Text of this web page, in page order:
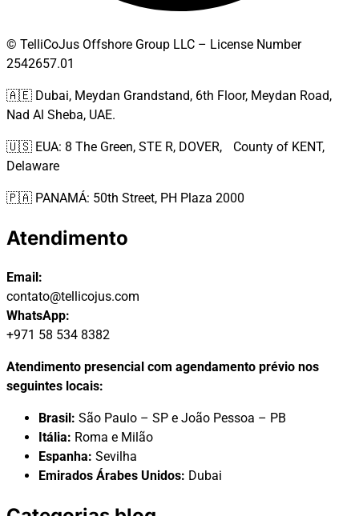
© TelliCoJus Offshore Group LLC – License Number
2542657.01
🇦🇪 Dubai, Meydan Grandstand, 6th Floor, Meydan Road,
Nad Al Sheba, UAE.
🇺🇸 EUA: 8 The Green, STE R, DOVER, County of KENT,
Delaware
🇵🇦 PANAMÁ: 50th Street, PH Plaza 2000
Atendimento
Email:
contato@tellicojus.com
WhatsApp:
+971 58 534 8382
Atendimento presencial com agendamento prévio nos
seguintes locais:
Brasil: São Paulo – SP e João Pessoa – PB
Itália: Roma e Milão
Espanha: Sevilha
Emirados Árabes Unidos: Dubai